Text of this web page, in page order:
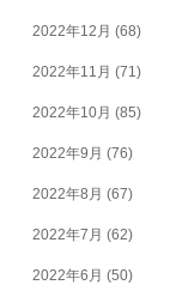
2022年12月 (68)
2022年11月 (71)
2022年10月 (85)
2022年9月 (76)
2022年8月 (67)
2022年7月 (62)
2022年6月 (50)